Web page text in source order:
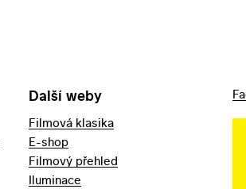
Další weby
Filmová klasika
E-shop
Filmový přehled
Iluminace